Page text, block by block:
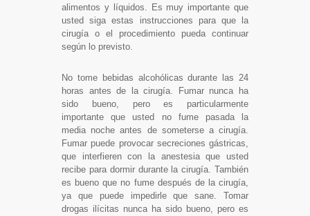
alimentos y líquidos. Es muy importante que
usted siga estas instrucciones para que la
cirugía o el procedimiento pueda continuar
según lo previsto.
No tome bebidas alcohólicas durante las 24
horas antes de la cirugía. Fumar nunca ha
sido bueno, pero es particularmente
importante que usted no fume pasada la
media noche antes de someterse a cirugía.
Fumar puede provocar secreciones gástricas,
que interfieren con la anestesia que usted
recibe para dormir durante la cirugía. También
es bueno que no fume después de la cirugía,
ya que puede impedirle que sane. Tomar
drogas ilícitas nunca ha sido bueno, pero es